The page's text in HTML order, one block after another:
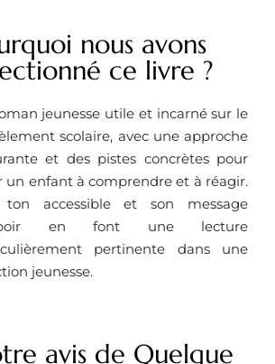
nous avons
ce livre ?
jeunesse utile et incarné sur le
scolaire, avec une approche
et des pistes concrètes pour
un enfant à comprendre et à réagir.
ton accessible et son message
en font une lecture
pertinente dans une
jeunesse.
avis de Quelque